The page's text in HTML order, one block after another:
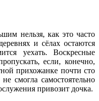
нельзя, как это часто
и сёлах остаются
уехать. Воскресные
если, конечно,
прихожанке почти сто
смогла самостоятельно
привозит дочка.